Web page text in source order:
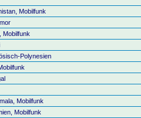
Mobilfunk
Mobilfunk
Polynesien
Mobilfunk
Mobilfunk